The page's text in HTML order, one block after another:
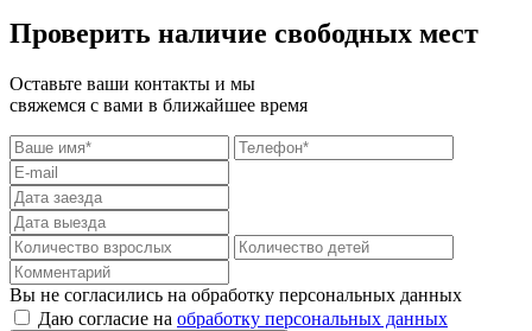
Проверить наличие свободных мест
Оставьте ваши контакты и мы
свяжемся с вами в ближайшее время
Вы не согласились на обработку персональных данных
Даю согласие на обработку персональных данных